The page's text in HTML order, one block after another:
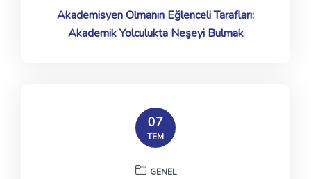
Akademisyen Olmanın Eğlenceli Tarafları:
Akademik Yolculukta Neşeyi Bulmak
07
TEM
GENEL